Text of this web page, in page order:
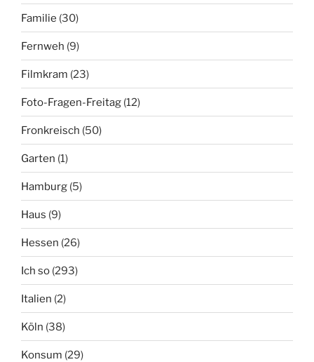
Familie (30)
Fernweh (9)
Filmkram (23)
Foto-Fragen-Freitag (12)
Fronkreisch (50)
Garten (1)
Hamburg (5)
Haus (9)
Hessen (26)
Ich so (293)
Italien (2)
Köln (38)
Konsum (29)